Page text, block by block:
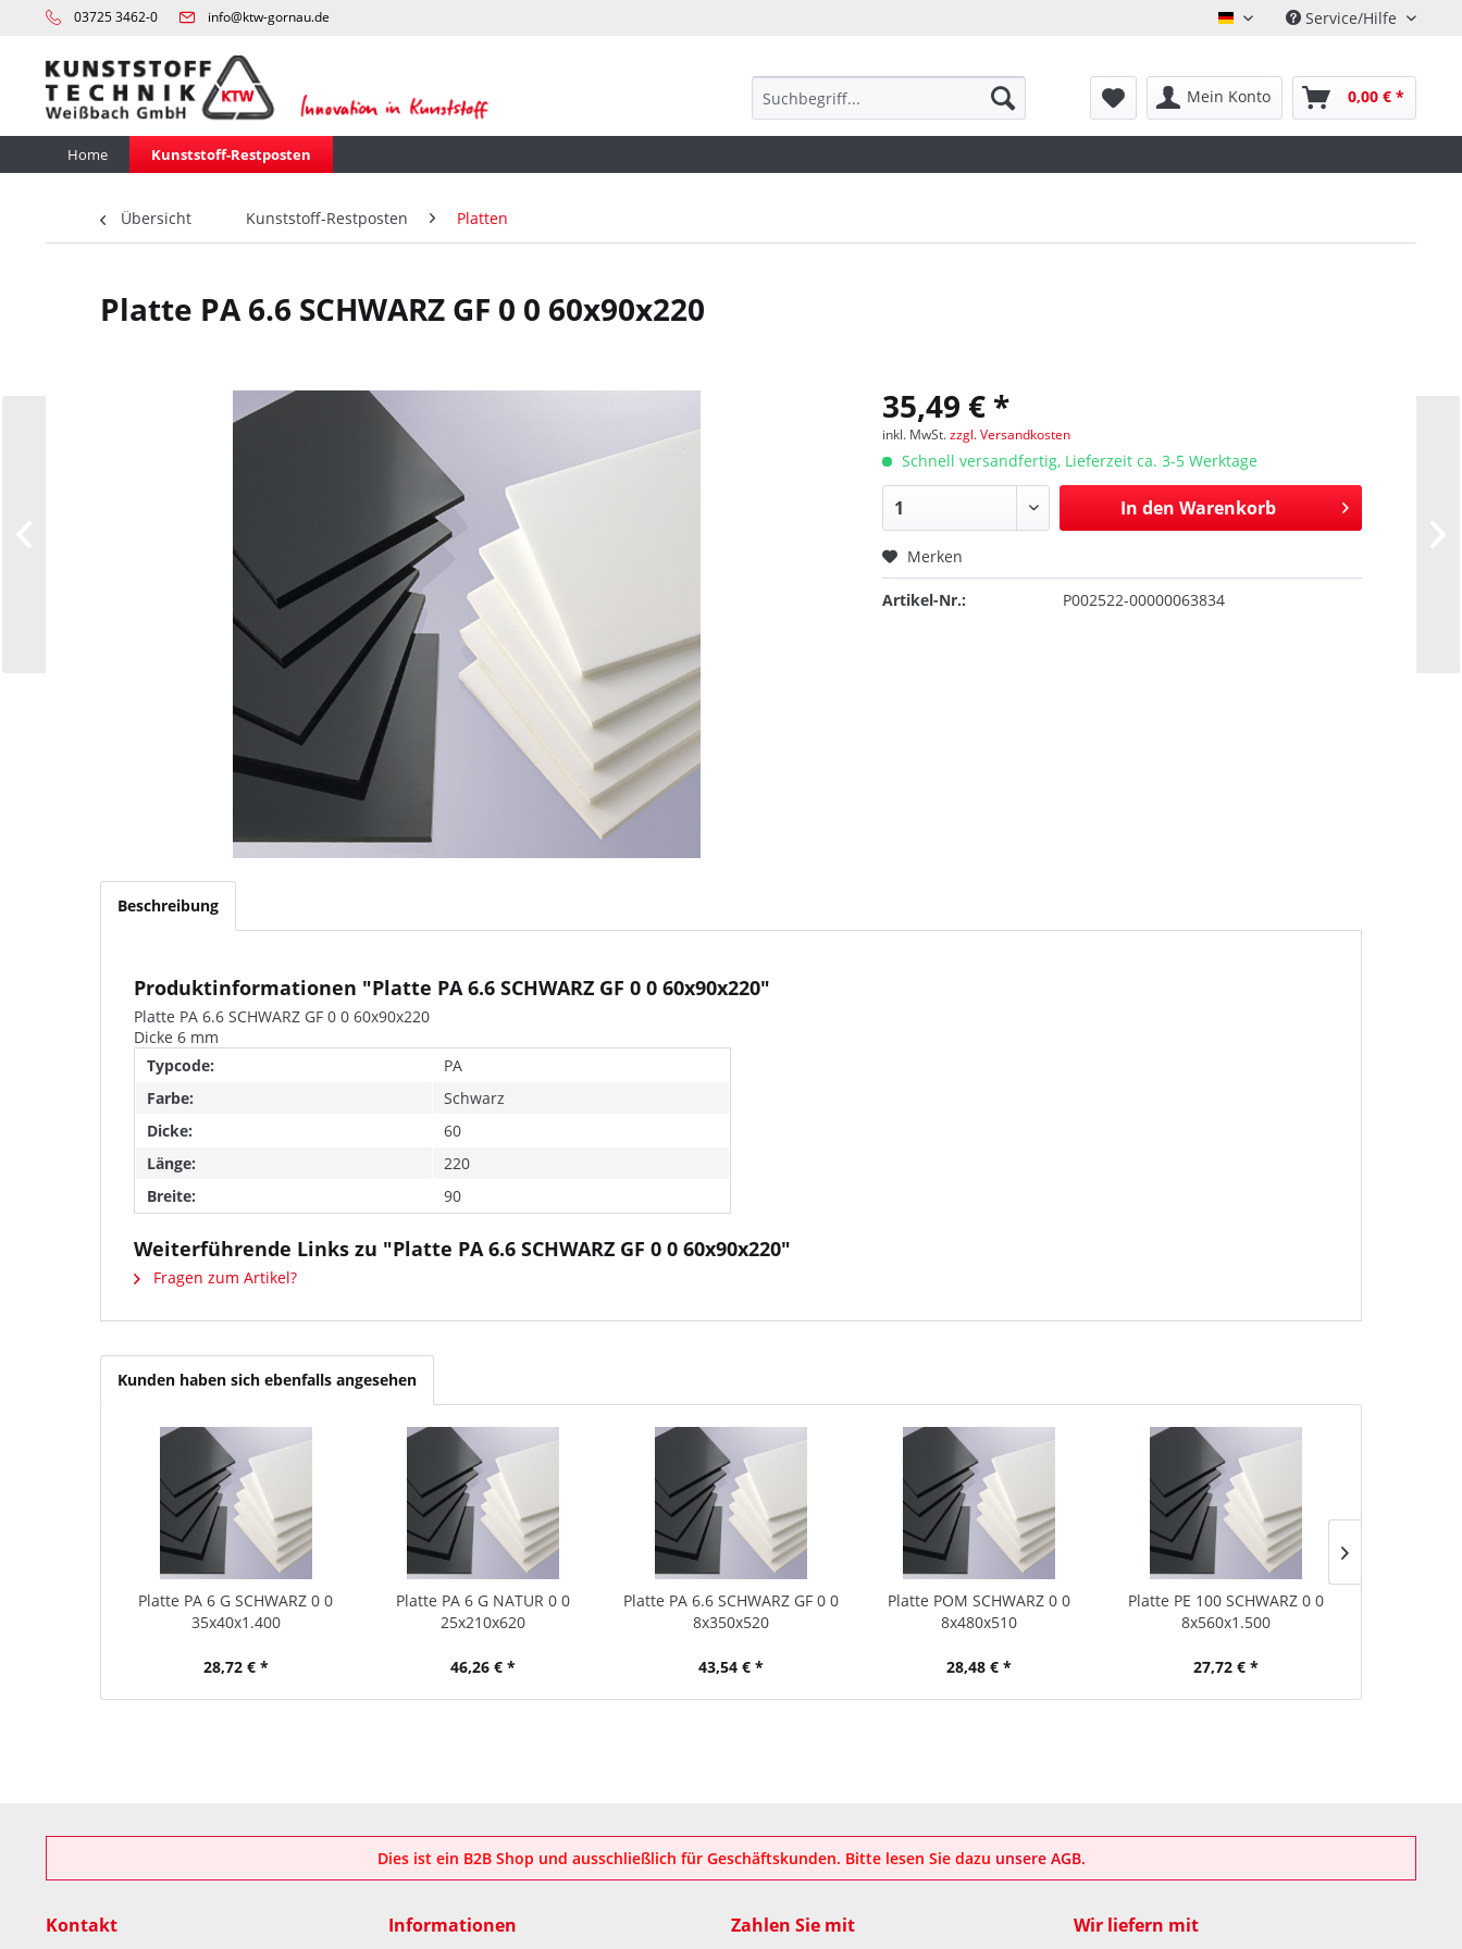
03725 3462-0 info@ktw-gornau.de Deutsch Service/Hilfe
Mein Konto 0,00 € *
Home Kunststoff-Restposten
Übersicht Kunststoff-Restposten Platten
Platte PA 6.6 SCHWARZ GF 0 0 60x90x220
35,49 € *
inkl. MwSt.zzgl. Versandkosten
Schnell versandfertig, Lieferzeit ca. 3-5 Werktage
In den Warenkorb
Merken
Artikel-Nr.: P002522-00000063834
Beschreibung
Produktinformationen "Platte PA 6.6 SCHWARZ GF 0 0 60x90x220"
Platte PA 6.6 SCHWARZ GF 0 0 60x90x220
Dicke 6 mm
Typcode:
PA
Farbe:
Schwarz
Dicke:
60
Länge:
220
Breite:
90
Weiterführende Links zu "Platte PA 6.6 SCHWARZ GF 0 0 60x90x220"
Fragen zum Artikel?
Kunden haben sich ebenfalls angesehen
Platte PA 6 G SCHWARZ 0 0
35x40x1.400
28,72 € *
Platte PA 6 G NATUR 0 0
25x210x620
46,26 € *
Platte PA 6.6 SCHWARZ GF 0 0
8x350x520
43,54 € *
Platte POM SCHWARZ 0 0
8x480x510
28,48 € *
Platte PE 100 SCHWARZ 0 0
8x560x1.500
27,72 € *
Dies ist ein B2B Shop und ausschließlich für Geschäftskunden. Bitte lesen Sie dazu unsere AGB.
Kontakt Informationen Zahlen Sie mit Wir liefern mit